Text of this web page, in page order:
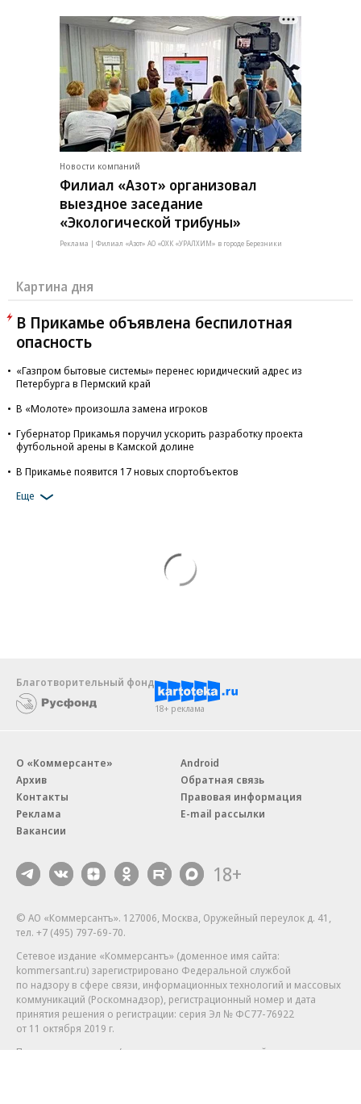
Новости компаний
Филиал «Азот» организовал
выездное заседание
«Экологической трибуны»
Реклама | Филиал «Азот» АО «ОХК «УРАЛХИМ» в городе Березники
Картина дня
В Прикамье объявлена беспилотная
опасность
«Газпром бытовые системы» перенес юридический адрес из
Петербурга в Пермский край
В «Молоте» произошла замена игроков
Губернатор Прикамья поручил ускорить разработку проекта
футбольной арены в Камской долине
В Прикамье появится 17 новых спортобъектов
Еще
Благотворительный фонд
18+ реклама
О «Коммерсанте»
Архив
Контакты
Реклама
Вакансии
Android
Обратная связь
Правовая информация
E-mail рассылки
18+
© АО «Коммерсантъ». 127006, Москва, Оружейный переулок д. 41,
тел. +7 (495) 797-69-70.
Сетевое издание «Коммерсантъ» (доменное имя сайта:
kommersant.ru) зарегистрировано Федеральной службой
по надзору в сфере связи, информационных технологий и массовых
коммуникаций (Роскомнадзор), регистрационный номер и дата
принятия решения о регистрации: серия Эл № ФС77-76922
от 11 октября 2019 г.
Партнерские проекты/материалы, новости компаний, материалы